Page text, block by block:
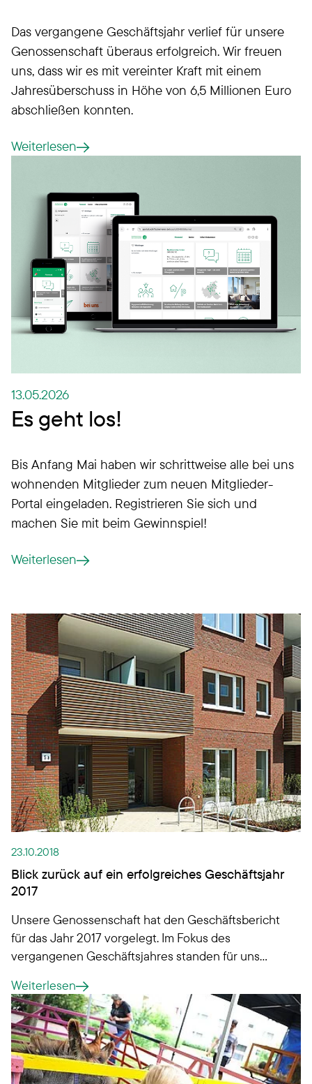
Das vergangene Geschäftsjahr verlief für unsere
Genossenschaft überaus erfolgreich. Wir freuen
uns, dass wir es mit vereinter Kraft mit einem
Jahresüberschuss in Höhe von 6,5 Millionen Euro
abschließen konnten.
Weiterlesen
13.05.2026
Es geht los!
Bis Anfang Mai haben wir schrittweise alle bei uns
wohnenden Mitglieder zum neuen Mitglieder-
Portal eingeladen. Registrieren Sie sich und
machen Sie mit beim Gewinnspiel!
Weiterlesen
23.10.2018
Blick zurück auf ein erfolgreiches Geschäftsjahr
2017
Unsere Genossenschaft hat den Geschäftsbericht
für das Jahr 2017 vorgelegt. Im Fokus des
vergangenen Geschäftsjahres standen für uns
unseres Wohnungsbestands. Mit großen
Neubauprojekten schaffen wir für unsere
Mitglieder attraktiven Wohnraum - in allen
Lebensphasen. Denn wir realisieren erstmals in
unserer Geschichte neue Wohnformen.
Weiterlesen